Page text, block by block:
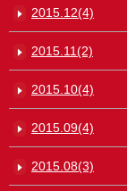
2015.12(4)
2015.11(2)
2015.10(4)
2015.09(4)
2015.08(3)